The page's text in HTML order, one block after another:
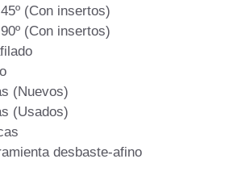
(Con insertos)
(Con insertos)
(Nuevos)
(Usados)
desbaste-afino